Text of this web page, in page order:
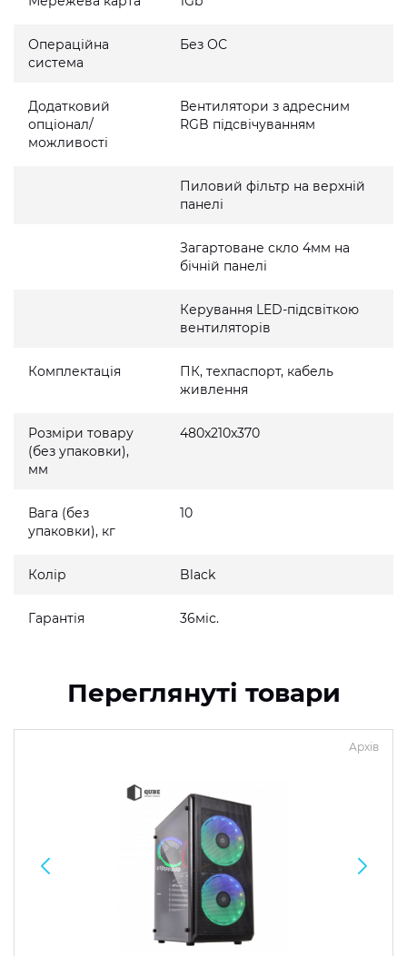
Операційна
система
Без ОС
Додатковий
опціонал/
можливості
Вентилятори з адресним
RGB підсвічуванням
Пиловий фільтр на верхній
панелі
Загартоване скло 4мм на
бічній панелі
Керування LED-підсвіткою
вентиляторів
Комплектація
ПК, техпаспорт, кабель
живлення
Розміри товару
(без упаковки),
мм
480x210x370
Вага (без
упаковки), кг
10
Колір Black
Гарантія 36міс.
Переглянуті товари
Архів